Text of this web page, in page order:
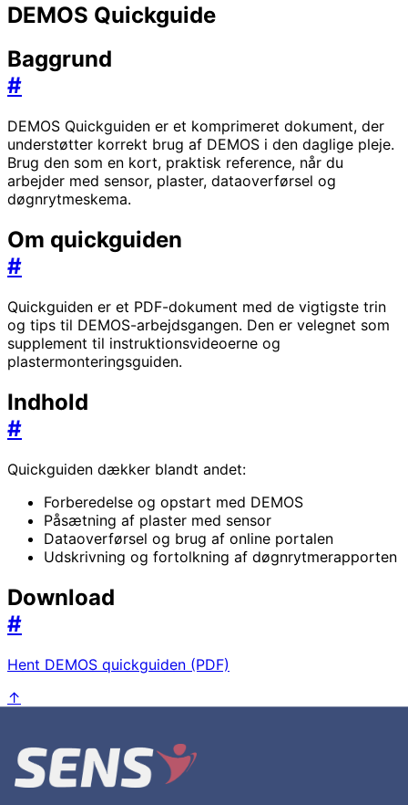
DEMOS Quickguide
Baggrund
#
DEMOS Quickguiden er et komprimeret dokument, der
understøtter korrekt brug af DEMOS i den daglige pleje.
Brug den som en kort, praktisk reference, når du
arbejder med sensor, plaster, dataoverførsel og
døgnrytmeskema.
Om quickguiden
#
Quickguiden er et PDF-dokument med de vigtigste trin
og tips til DEMOS-arbejdsgangen. Den er velegnet som
supplement til instruktionsvideoerne og
plastermonteringsguiden.
Indhold
#
Quickguiden dækker blandt andet:
Forberedelse og opstart med DEMOS
Påsætning af plaster med sensor
Dataoverførsel og brug af online portalen
Udskrivning og fortolkning af døgnrytmerapporten
Download
#
Hent DEMOS quickguiden (PDF)
↑